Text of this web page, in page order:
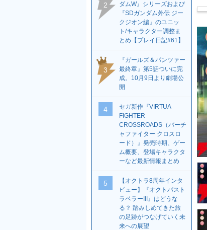
2
ダムW』シリーズおよび
『SDガンダム外伝 ジー
クジオン編』のユニッ
ト/キャラクター調整ま
とめ【プレイ日記#61】
3
『ガールズ＆パンツァー
最終章』第5話ついに完
成。10月9日より劇場公
開
4
セガ新作『VIRTUA
FIGHTER
CROSSROADS（バーチ
ャファイター クロスロ
ード）』発売時期、ゲー
ム概要、登場キャラクタ
ーなど最新情報まとめ
5
【オクトラ8周年インタ
ビュー】『オクトパスト
ラベラーIII』はどうな
る？ 踏みしめてきた旅
の足跡がつなげていく未
来への展望